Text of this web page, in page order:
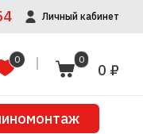
Личный кабинет
0 0
0 ₽